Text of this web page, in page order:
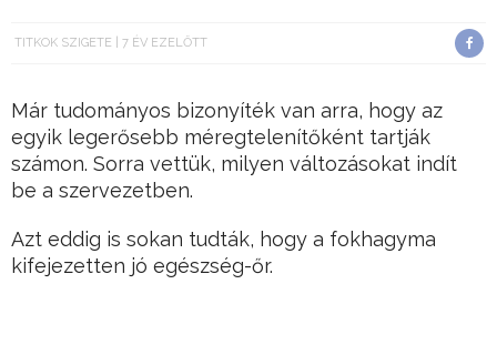
TITKOK SZIGETE 7 ÉV EZELŐTT
Már tudományos bizonyíték van arra, hogy az
egyik legerősebb méregtelenítőként tartják
számon. Sorra vettük, milyen változásokat indít
be a szervezetben.
Azt eddig is sokan tudták, hogy a fokhagyma
kifejezetten jó egészség-őr.